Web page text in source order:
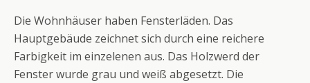
Die Wohnhäuser haben Fensterläden. Das
Hauptgebäude zeichnet sich durch eine reichere
Farbigkeit im einzelenen aus. Das Holzwerd der
Fenster wurde grau und weiß abgesetzt. Die